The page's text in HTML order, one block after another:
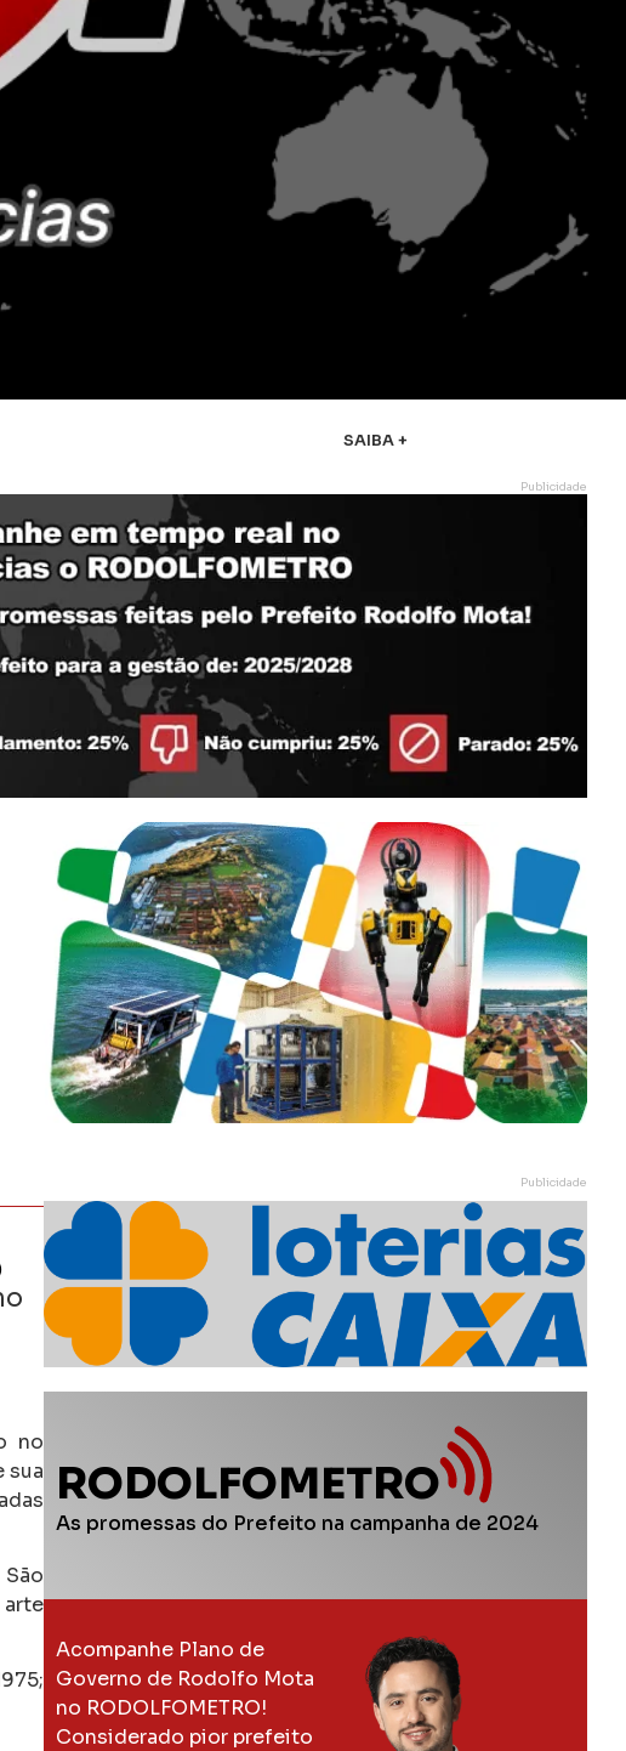
SAIBA +
Publicidade
no
sua
Publicidade
RODOLFOMETRO
As promessas do Prefeito na campanha de 2024
Acompanhe Plano de
Governo de Rodolfo Mota
no RODOLFOMETRO!
Considerado pior prefeito